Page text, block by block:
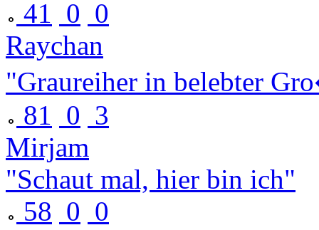
41 0 0
Raychan
"Graureiher in belebter
81 0 3
Mirjam
"Schaut mal, hier bin ich"
58 0 0